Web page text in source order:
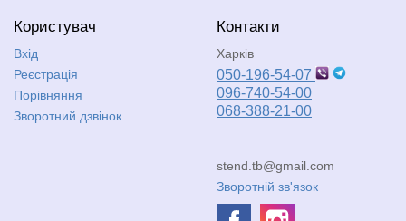
Користувач
Вхід
Реєстрація
Порівняння
Зворотний дзвінок
Контакти
Харків
050-196-54-07
096-740-54-00
068-388-21-00
stend.tb@gmail.com
Зворотній зв'язок